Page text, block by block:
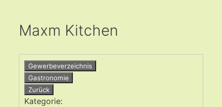
Maxm Kitchen
Gewerbeverzeichnis
Gastronomie
Zurück
Kategorie: